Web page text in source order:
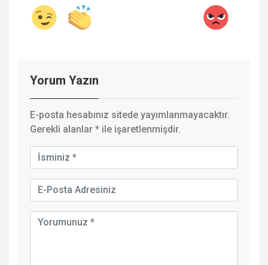
Yorum Yazın
E-posta hesabınız sitede yayımlanmayacaktır.
Gerekli alanlar * ile işaretlenmişdir.